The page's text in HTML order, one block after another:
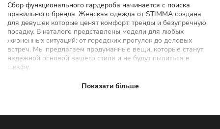
Сбор функционального гардероба начинается с поиска
правильного бренда. Женская одежда от STIMMA создана
для девушек которые ценят комфорт, тренды и безупречную
посадку. В каталоге представлены модели для любых
жизненных ситуаций: от городских прогулок до деловых
встреч. Мы предлагаем продуманные вещи, которые станут
надежной основой вашего стиля и не будут пылиться в
шкафу.
Какую женскую одежду можно
Мы позаботились о том, чтобы вы могли собрать
Показати більше